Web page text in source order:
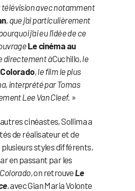
télévision avec notamment
, que j’ai particulièrement
j’ai eu l’idée de ce
Le cinéma au
directement àCuchillo, le
Colorado, le film le plus
interprété par Tomas
Lee Van Cleef. »
cinéastes, Sollima a
de réalisateur et de
styles différents,
en passant par les
Colorado, on retrouve Le
, avec Gian Maria Volonte